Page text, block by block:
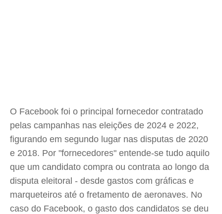
O Facebook foi o principal fornecedor contratado
pelas campanhas nas eleições de 2024 e 2022,
figurando em segundo lugar nas disputas de 2020
e 2018. Por "fornecedores" entende-se tudo aquilo
que um candidato compra ou contrata ao longo da
disputa eleitoral - desde gastos com gráficas e
marqueteiros até o fretamento de aeronaves. No
caso do Facebook, o gasto dos candidatos se deu